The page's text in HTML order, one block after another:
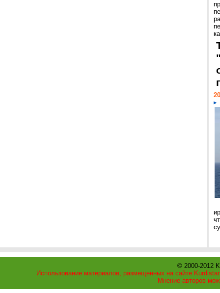
© 2000-2012
Использование материалов, размещенных на сайте
Мнение авторов